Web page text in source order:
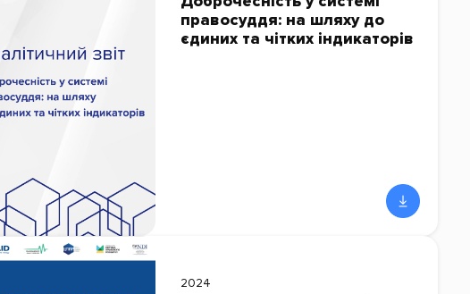
правосуддя: на шляху до
єдиних та чітких індикаторів
2024